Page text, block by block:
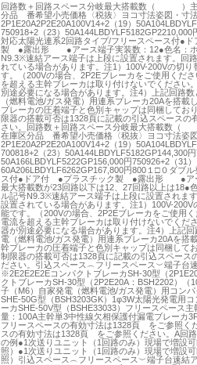
回路数＋回路スペース分岐最大搭載数（ ）
分品 番希望小売価格〈税抜〉ヨコ寸法姿図・寸
2P1E20A2P2E20A100V14+2（19）
750918+2（23）50A144LBDYLF5182GP2210,000
対応太陽光連系2回路タイプ/フリースペース付●
製 ●露出形 ●アース端子実装数：12●色名：ホ
N9.3※速結アース端子は上段に設置されます。回
れている場合があります。注1）100V-200Vの切り
す。（200Vの場合、2P2Eブレーカをご使用くだ
を超える主幹ブレーカは取り付けないでください
別途必要になる場合があります。注4）上記回路
（燃料電池/ガス発電）用連系ブレーカ20Aを搭載
ブレーカの圧着端子と色別キャップは同梱してお
限器の搭載可否は1328頁に記載の引込スペースの
さい。回路数＋回路スペース分岐最大搭載数
在庫区分品 番希望小売価格〈税抜〉ヨコ寸法姿
2P1E20A2P2E20A100V14+2（19）
700818+2（23）50A144LBDYLF5182GP144,300円
50A166LBDYLF5222GP156,000円750926+2（31）
60A206LBDYLF6262GP167,800円800１□０ダブ
ス付●ドア付 ●プラスチック製 ●露出形 ●ア
最大搭載数が23回路以下は12、27回路以上は18●
ル記号N9.3※速結アース端子は上段に設置されま
設置されている場合があります。注1）100V-200V
能です。（200Vの場合、2P2Eブレーカをご使用
電流を超える主幹ブレーカは取り付けないでくだ
器が別途必要になる場合があります。注4）上記
電（燃料電池/ガス発電）用連系ブレーカ20Aを搭
幹ブレーカの圧着端子と色別キャップは同梱して
制限器の搭載可否は1328頁に記載の引込スペース
ださい。引込スペース︵フリースペース︶端子台
※2E2E2E2EコンパクトブレーカSH-30型（
クトブレーカSH-30型（2P2E20A：BSH2202）（
子（M6）自家発電（燃料電池/ガス発電）用コン
SHE-50G型（BSH3203GK）1φ3W太陽光発電用
ーカSHE-50V型（BSHE33033）フリースペース
量：100A主幹単3中性線欠相保護付漏電ブレーカ
フリースペースの有効寸法は1328頁 をご参照く
スの有効寸法は1328頁 をご参照ください。A回
の例●1次送りユニット（1回路のみ）現場で増設
照）●1次送りユニット（1回路のみ）現場で増設
照）引込スペース︵フリースペース︶端子台速結